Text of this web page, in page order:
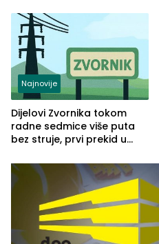
Najnovije
Dijelovi Zvornika tokom
radne sedmice više puta
bez struje, prvi prekid u